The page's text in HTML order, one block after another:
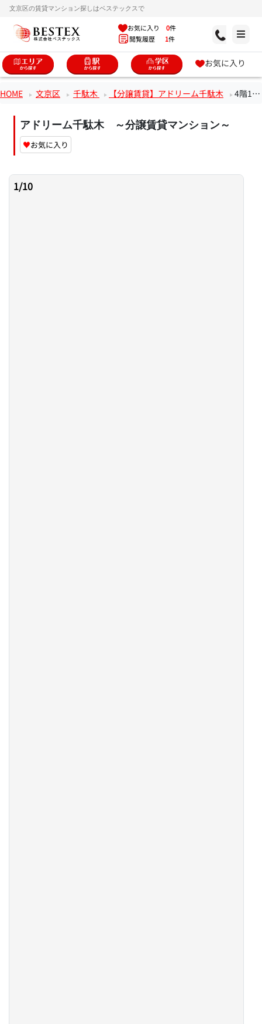
文京区の賃貸マンション探しはベステックスで
お気に入り 0件
閲覧履歴 1件
お気に入り
HOME 文京区 千駄木 【分譲賃貸】アドリーム千駄木 4階1Kのお部屋
アドリーム千駄木 ～分譲賃貸マンション～
♥お気に入り
1/10